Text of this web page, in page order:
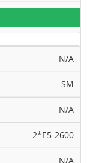
N/A
SM
N/A
2*E5-2600
N/A